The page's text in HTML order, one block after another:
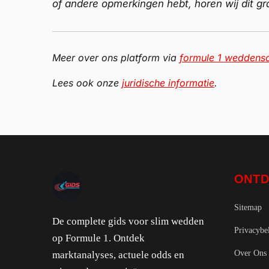
of andere opmerkingen hebt, horen wij dit
Meer over ons platform via formule 1
Lees ook onze juridische informatie.
De complete gids voor slim wedden
op Formule 1. Ontdek
marktanalyses, actuele odds en
Sitemap
Over Ons